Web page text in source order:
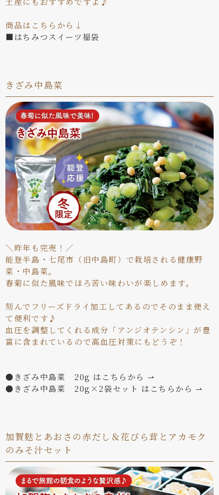
商品はこちらから↓
■はちみつスイーツ福袋
きざみ中島菜
＼昨年も完売！／
能登半島・七尾市（旧中島町）で栽培される健康野
菜・中島菜。
春菊に似た風味でほろ苦い味わいが楽しめます。
刻んでフリーズドライ加工してあるのでそのまま使え
て便利です♪
血圧を調整してくれる成分「アンジオテンシン」が豊
富に含まれているので高血圧対策にもどうぞ！
●きざみ中島菜 20g はこちらから ⇀
●きざみ中島菜 20g×2袋セット はこちらから ⇀
加賀麩とあおさの赤だし＆花びら茸とアカモク
のみそ汁セット